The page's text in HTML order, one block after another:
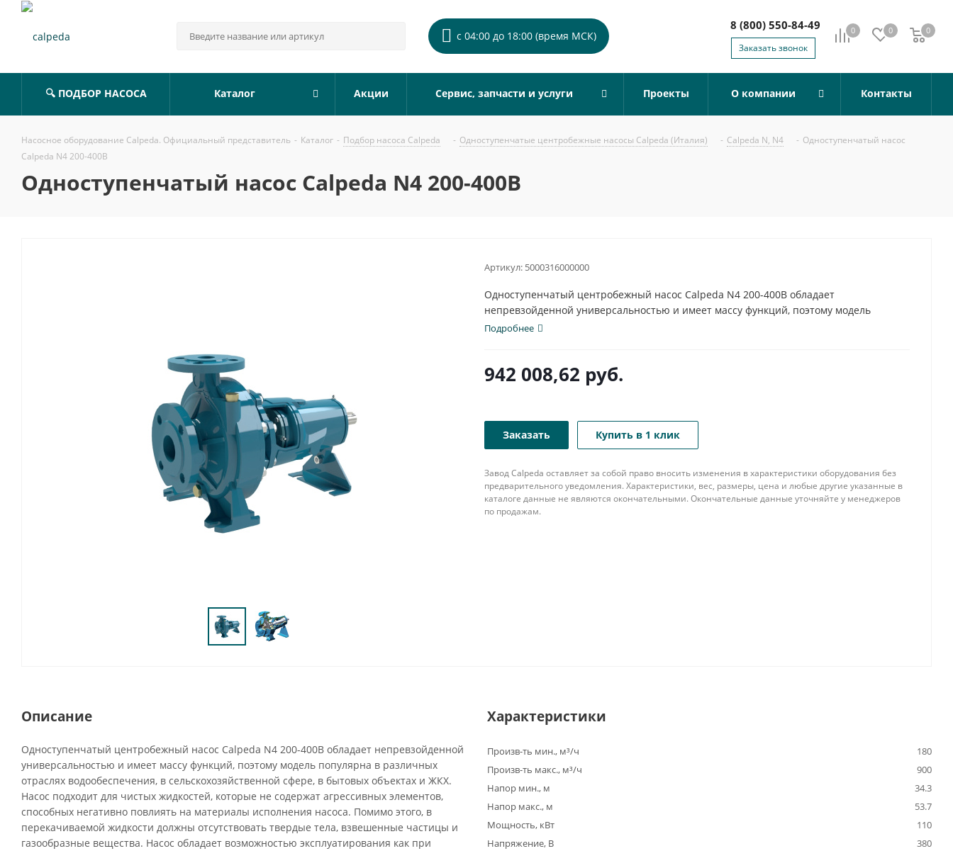
с 04:00 до 18:00 (время МСК) 0 0 0
0
8 (800) 550-84-49
Заказать звонок
🔍 ПОДБОР НАСОСА Каталог Акции Сервис, запчасти и услуги Проекты О компании Контакты
Насосное оборудование Calpeda. Официальный представитель - Каталог - Подбор насоса Calpeda - Одноступенчатые центробежные насосы Calpeda (Италия) - Calpeda N, N4 - Одноступенчатый насос
Calpeda N4 200-400B
Одноступенчатый насос Calpeda N4 200-400B
Артикул: 5000316000000
Одноступенчатый центробежный насос Calpeda N4 200-400B обладает
непревзойденной универсальностью и имеет массу функций, поэтому модель
популярна в различных...
Подробнее
942 008,62 руб.
Заказать Купить в 1 клик
Завод Calpeda оставляет за собой право вносить изменения в характеристики оборудования без
предварительного уведомления. Характеристики, вес, размеры, цена и любые другие указанные в
каталоге данные не являются окончательными. Окончательные данные уточняйте у менеджеров
по продажам.
Описание
Одноступенчатый центробежный насос Calpeda N4 200-400B обладает непревзойденной
универсальностью и имеет массу функций, поэтому модель популярна в различных
отраслях водообеспечения, в сельскохозяйственной сфере, в бытовых объектах и ЖКХ.
Насос подходит для чистых жидкостей, которые не содержат агрессивных элементов,
способных негативно повлиять на материалы исполнения насоса. Помимо этого, в
перекачиваемой жидкости должны отсутствовать твердые тела, взвешенные частицы и
газообразные вещества. Насос обладает возможностью эксплуатирования как при
Характеристики
Произв-ть мин., м³/ч
180
Произв-ть макс., м³/ч
900
Напор мин., м
34.3
Напор макс., м
53.7
Мощность, кВт
110
Напряжение, В
380